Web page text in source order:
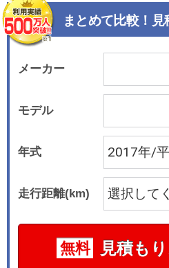
2色を設定する。また、サ
イドウィンドーフレームと
のバイカラーに仕立てられ
ホイールを装備して、優美
イルが際立つデザインに仕
アは、各ボディカラーと美
をおりなす個性的なカラ
を採用。シリアルナンバー
をあしらった専用のウッド
車ならではの特別感を演出
まとめて比較！見
メーカー
モデル
年式
走行距離(km)
無料 見積も